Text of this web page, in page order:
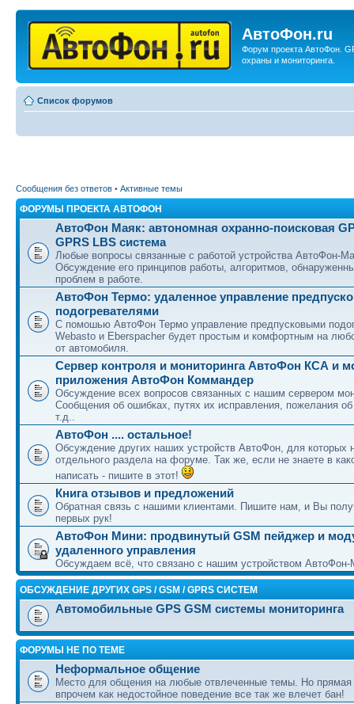
АвтоФон.ru
Форум проекта АвтоФон.
охраны и мониторинга.
Список форумов
Сообщения без ответов • Активные темы
ФОРУМЫ ПРОЕКТА АВТОФОН
АвтоФон Маяк: автономная охранно-поисковая
GPRS LBS система
Любые вопросы связанные с работой устройства АвтоФон-
Обсуждение его принципов работы, алгоритмов,
проблем в работе.
АвтоФон Термо: удаленное управление
подогревателями
С помошью АвтоФон Термо управление предпусковыми
Webasto и Eberspacher будет простым и комфортным на
от автомобиля.
Сервер контроля и мониторинга АвтоФон КСА и
приложения АвтоФон Коммандер
Обсуждение всех вопросов связанных с нашим сервером
Сообщения об ошибках, путях их исправления, пожелания
т.д..
АвтоФон .... остальное!
Обсуждение других наших устройств АвтоФон, для которых
отдельного раздела на форуме. Так же, если не знаете в
написать - пишите в этот!
Книга отзывов и предложений
Обратная связь с нашими клиентами. Пишите нам, и Вы
первых рук!
АвтоФон Мини: продвинутый GSM пейджер и
удаленного управления
Обсуждаем всё, что связано с нашим устройством
ОБСУЖДЕНИЕ ДРУГИХ GPS / GSM / GPRS СИСТЕМ
Автомобильные GPS GSM системы мониторинга
ФОРУМЫ НЕ ПО ТЕМЕ
Неформальное общение
Место для общения на любые отвлеченные темы. Но прямая
впрочем как недостойное поведение все так же влечет бан!